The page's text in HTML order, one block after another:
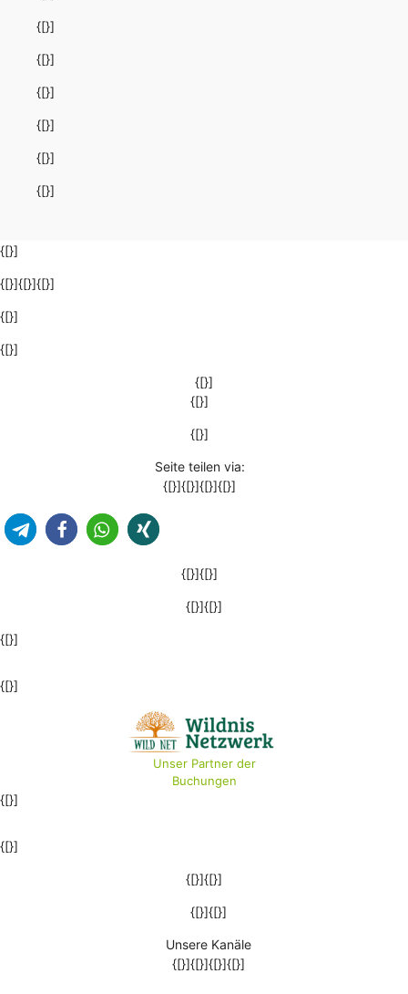
{[}]
{[}]
{[}]
{[}]
{[}]
{[}]
{[}]
{[}]{[}]{[}]
{[}]
{[}]
{[}]
{[}]
{[}]
Seite teilen via:
{[}]{[}]{[}]{[}]
{[}]{[}]
{[}]{[}]
{[}]
{[}]
Unser Partner der
Buchungen
{[}]
{[}]
{[}]{[}]
{[}]{[}]
Unsere Kanäle
{[}]{[}]{[}]{[}]